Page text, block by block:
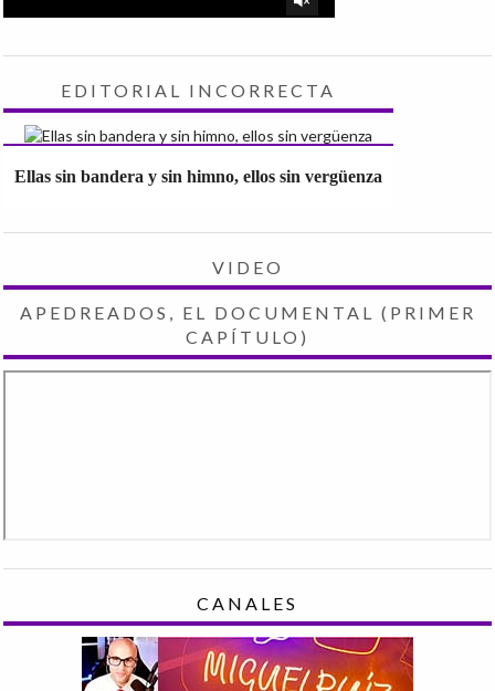
EDITORIAL INCORRECTA
Ellas sin bandera y sin himno, ellos sin vergüenza
VIDEO
APEDREADOS, EL DOCUMENTAL (PRIMER
CAPÍTULO)
CANALES